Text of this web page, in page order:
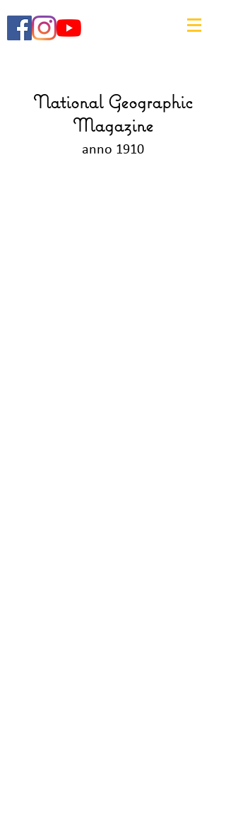
National Geographic
Magazine
anno 1910